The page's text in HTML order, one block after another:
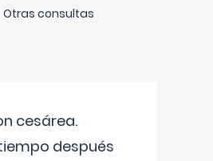
Otras consultas
cesárea.
después